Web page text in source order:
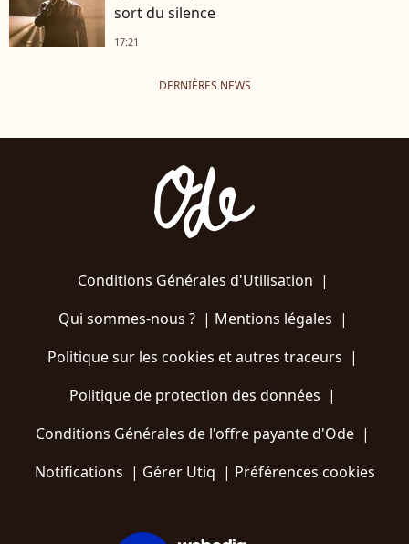
sort du silence
17:21
DERNIÈRES NEWS
Conditions Générales d'Utilisation |
Qui sommes-nous ?| Mentions légales |
Politique sur les cookies et autres traceurs |
Politique de protection des données |
Conditions Générales de l'offre payante d'Ode |
Notifications | Gérer Utiq | Préférences cookies